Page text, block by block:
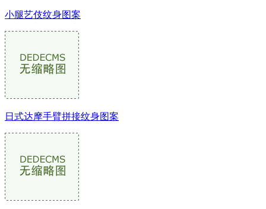
小腿艺伎纹身图案
日式达摩手臂拼接纹身图案